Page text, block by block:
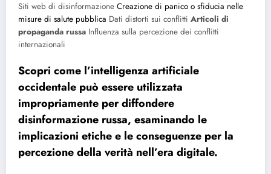
Siti web di disinformazione Creazione di panico o sfiducia nelle
misure di salute pubblica Dati distorti sui conflitti Articoli di
propaganda russa Influenza sulla percezione dei conflitti
internazionali
Scopri come l’intelligenza artificiale
occidentale può essere utilizzata
impropriamente per diffondere
disinformazione russa, esaminando le
implicazioni etiche e le conseguenze per la
percezione della verità nell’era digitale.